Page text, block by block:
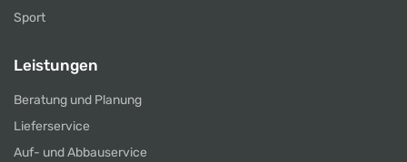
Sport
Leistungen
Beratung und Planung
Lieferservice
Auf- und Abbauservice